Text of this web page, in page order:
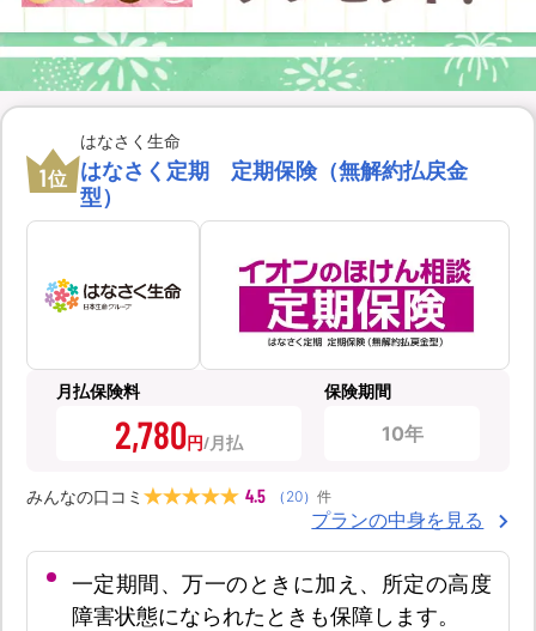
1位
はなさく生命
はなさく定期 定期保険（無解約払戻金
型）
月払保険料
2,780円
保険期間
10年
みんなの口コミ 4.5 （ 20） 件
プランの中身を見る
一定期間、万一のときに加え、所定の高度
障害状態になられたときも保障します。